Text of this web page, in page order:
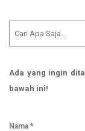
Ada yang ingin
bawah ini!
Nama *